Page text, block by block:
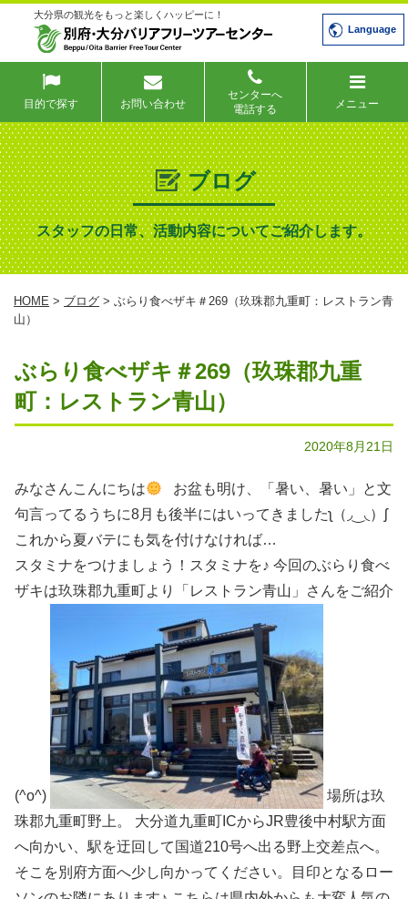
大分県の観光をもっと楽しくハッピーに！
Language
目的で探す お問い合わせ
センターへ
電話する
メニュー
ブログ
スタッフの日常、活動内容についてご紹介します。
HOME > ブログ > ぶらり食べザキ＃269（玖珠郡九重町：レストラン青
山）
ぶらり食べザキ＃269（玖珠郡九重
町：レストラン青山）
2020年8月21日
みなさんこんにちは
お盆も明け、「暑い、暑い」と文
句言ってるうちに8月も後半にはいってきましたʅ（◞‿◟）ʃ
これから夏バテにも気を付けなければ…
スタミナをつけましょう！スタミナを♪ 今回のぶらり食べ
ザキは玖珠郡九重町より「レストラン青山」さんをご紹介
(^o^)
場所は玖
珠郡九重町野上。 大分道九重町ICからJR豊後中村駅方面
へ向かい、駅を迂回して国道210号へ出る野上交差点へ。
そこを別府方面へ少し向かってください。目印となるロー